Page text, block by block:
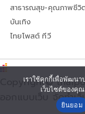
สาธารณสุข-คุณภาพชีวิ
บันเทิง
ไทยโพสต์ ทีวี
Copyright©
ออกแบบเว็บ จัดทำ
เราใช้คุกกี้เพื่อพัฒน
เว็บไซต์ของคุ
ยินยอม